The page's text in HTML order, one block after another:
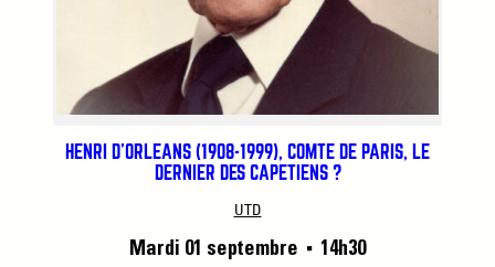
HENRI D’ORLÉANS (1908-1999), COMTE DE PARIS, LE
DERNIER DES CAPÉTIENS ?
UTD
Mardi 01 septembre ■ 14h30